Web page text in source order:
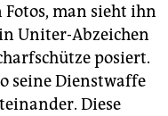
man sieht ihn
Uniter-Abzeichen
posiert.
seine Dienstwaffe
Diese